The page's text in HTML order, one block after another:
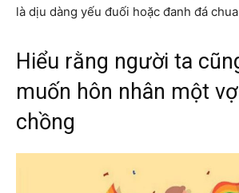
là dịu dàng yếu đuối hoặc đanh đá
Hiểu rằng người ta
muốn hôn nhân một
chồng